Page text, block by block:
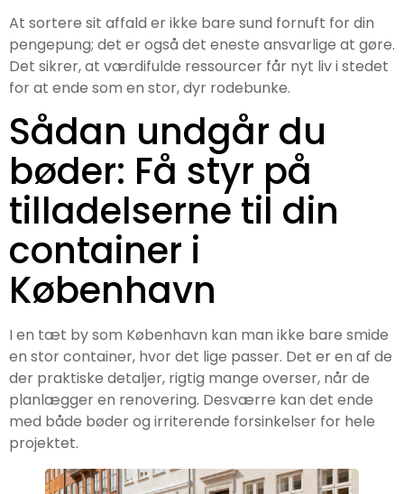
At sortere sit affald er ikke bare sund fornuft for din
pengepung; det er også det eneste ansvarlige at gøre.
Det sikrer, at værdifulde ressourcer får nyt liv i stedet
for at ende som en stor, dyr rodebunke.
Sådan undgår du
bøder: Få styr på
tilladelserne til din
container i
København
I en tæt by som København kan man ikke bare smide
en stor container, hvor det lige passer. Det er en af de
der praktiske detaljer, rigtig mange overser, når de
planlægger en renovering. Desværre kan det ende
med både bøder og irriterende forsinkelser for hele
projektet.